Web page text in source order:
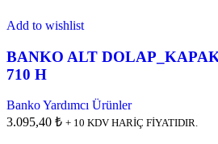
Add to wishlist
BANKO ALT
710 H
Banko Yardımcı Ürünler
3.095,40 ₺ + 10 KDV HARİÇ FİYATIDIR.